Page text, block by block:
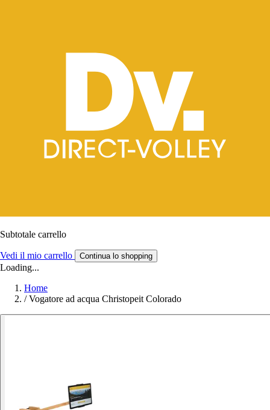
Subtotale carrello
Vedi il mio carrello Continua lo shopping
Loading...
Home
/ Vogatore ad acqua Christopeit Colorado